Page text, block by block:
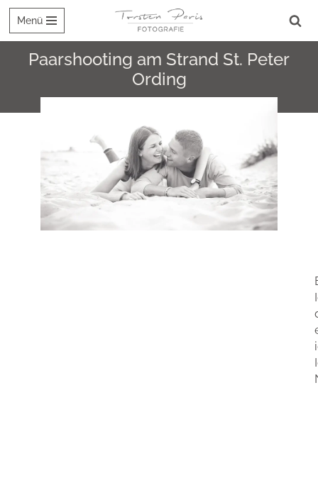
Zum
Inhalt
Menü
Paarshooting am Strand St. Peter
Ording